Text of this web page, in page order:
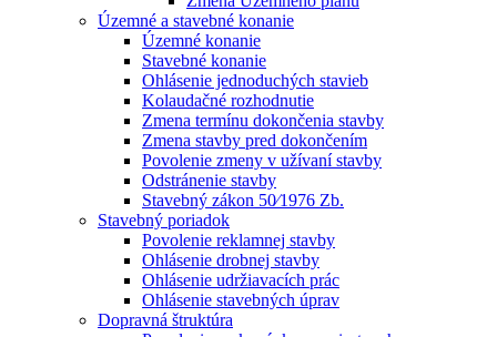
Územné a stavebné konanie
Územné konanie
Stavebné konanie
Ohlásenie jednoduchých stavieb
Kolaudačné rozhodnutie
Zmena termínu dokončenia stavby
Zmena stavby pred dokončením
Povolenie zmeny v užívaní stavby
Odstránenie stavby
Stavebný zákon 50⁄1976 Zb.
Stavebný poriadok
Povolenie reklamnej stavby
Ohlásenie drobnej stavby
Ohlásenie udržiavacích prác
Ohlásenie stavebných úprav
Dopravná štruktúra